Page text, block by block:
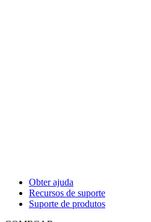
Obter ajuda
Recursos de suporte
Suporte de produtos